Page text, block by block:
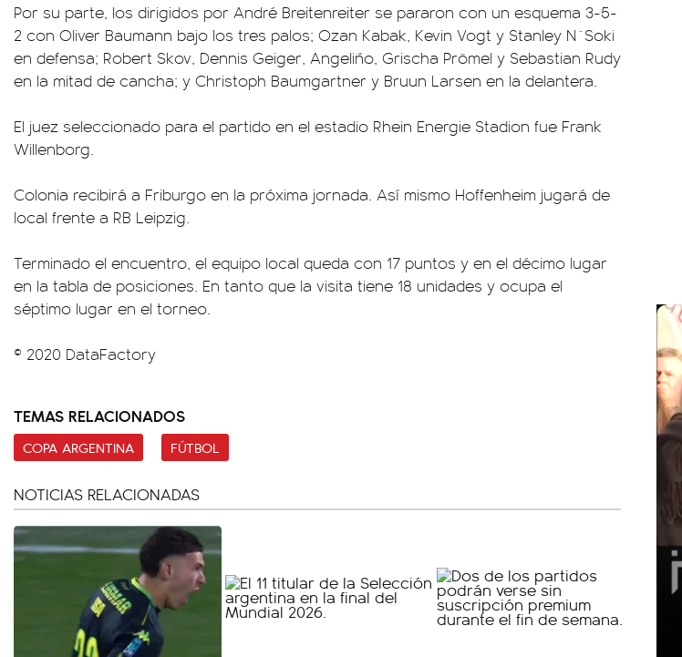
Por su parte, los dirigidos por André Breitenreiter se pararon con un esquema 3-5-
2 con Oliver Baumann bajo los tres palos; Ozan Kabak, Kevin Vogt y Stanley N´Soki
en defensa; Robert Skov, Dennis Geiger, Angeliño, Grischa Prömel y Sebastian Rudy
en la mitad de cancha; y Christoph Baumgartner y Bruun Larsen en la delantera.
El juez seleccionado para el partido en el estadio Rhein Energie Stadion fue Frank
Willenborg.
Colonia recibirá a Friburgo en la próxima jornada. Así mismo Hoffenheim jugará de
local frente a RB Leipzig.
Terminado el encuentro, el equipo local queda con 17 puntos y en el décimo lugar
en la tabla de posiciones. En tanto que la visita tiene 18 unidades y ocupa el
séptimo lugar en el torneo.
© 2020 DataFactory
TEMAS RELACIONADOS
COPA ARGENTINA FÚTBOL
NOTICIAS RELACIONADAS